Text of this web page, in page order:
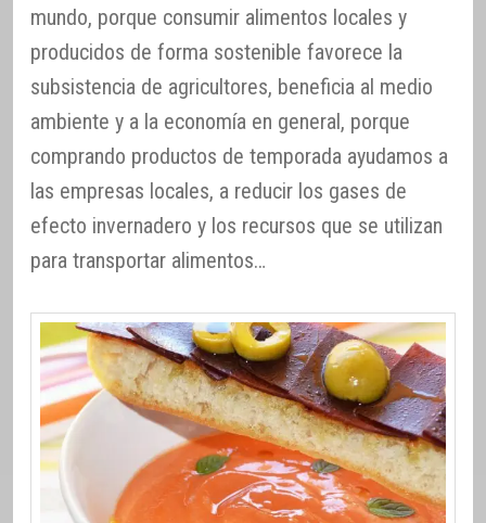
mundo, porque consumir alimentos locales y
producidos de forma sostenible favorece la
subsistencia de agricultores, beneficia al medio
ambiente y a la economía en general, porque
comprando productos de temporada ayudamos a
las empresas locales, a reducir los gases de
efecto invernadero y los recursos que se utilizan
para transportar alimentos…